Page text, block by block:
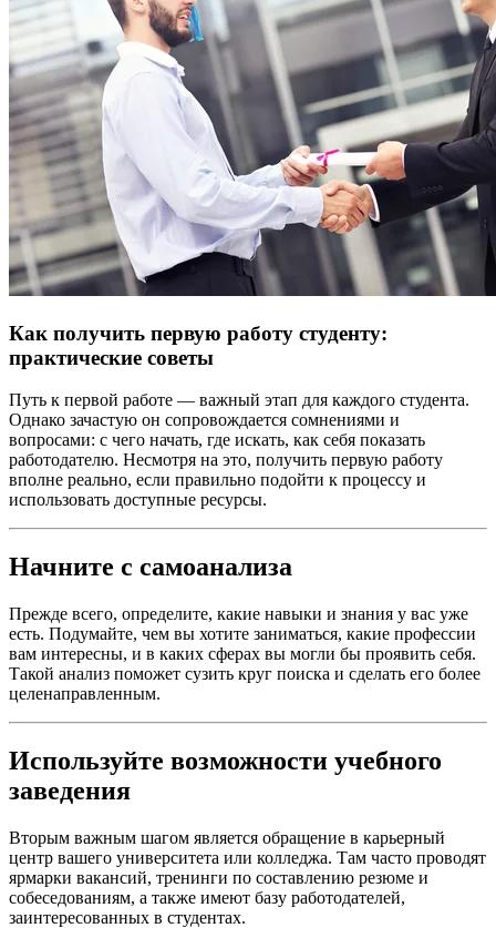
Как получить первую работу студенту:
практические советы
Путь к первой работе — важный этап для каждого студента.
Однако зачастую он сопровождается сомнениями и
вопросами: с чего начать, где искать, как себя показать
работодателю. Несмотря на это, получить первую работу
вполне реально, если правильно подойти к процессу и
использовать доступные ресурсы.
Начните с самоанализа
Прежде всего, определите, какие навыки и знания у вас уже
есть. Подумайте, чем вы хотите заниматься, какие профессии
вам интересны, и в каких сферах вы могли бы проявить себя.
Такой анализ поможет сузить круг поиска и сделать его более
целенаправленным.
Используйте возможности учебного
заведения
Вторым важным шагом является обращение в карьерный
центр вашего университета или колледжа. Там часто проводят
ярмарки вакансий, тренинги по составлению резюме и
собеседованиям, а также имеют базу работодателей,
заинтересованных в студентах.